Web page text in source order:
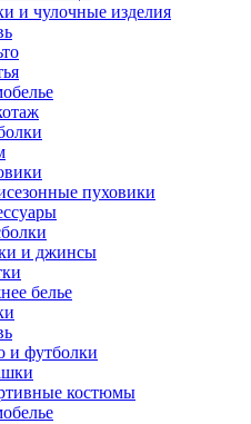
и чулочные изделия
пуховики
и джинсы
белье
и футболки
костюмы